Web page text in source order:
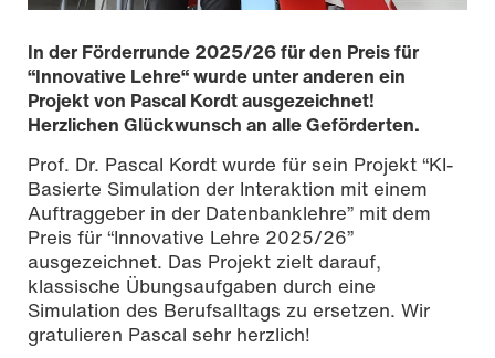
Nicole Bruhn, CC BY-SA 4.0
In der Förderrunde 2025/26 für den Preis für
“Innovative Lehre“ wurde unter anderen ein
Projekt von Pascal Kordt ausgezeichnet!
Herzlichen Glückwunsch an alle Geförderten.
Prof. Dr. Pascal Kordt wurde für sein Projekt “KI-
Basierte Simulation der Interaktion mit einem
Auftraggeber in der Datenbanklehre” mit dem
Preis für “Innovative Lehre 2025/26”
ausgezeichnet. Das Projekt zielt darauf,
klassische Übungsaufgaben durch eine
Simulation des Berufsalltags zu ersetzen. Wir
gratulieren Pascal sehr herzlich!